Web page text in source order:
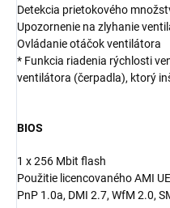
Detekcia prietokového
Upozornenie na zlyhanie
Ovládanie otáčok ventilátora
* Funkcia riadenia rýchlosti
ventilátora (čerpadla), ktorý
BIOS
1 x 256 Mbit flash
Použitie licencovaného AMI
PnP 1.0a, DMI 2.7, WfM 2.0,